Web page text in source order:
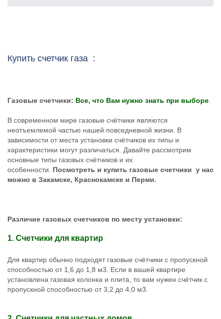
Купить счетчик газа :
Газовые счетчики: Все, что Вам нужно знать при выборе
В современном мире газовые счётчики являются
неотъемлемой частью нашей повседневной жизни. В
зависимости от места установки счётчиков их типы и
характеристики могут различаться. Давайте рассмотрим
основные типы газовых счётчиков и их
особенности. Посмотреть и купить газовые счетчики у нас
можно в Закамске, Краснокамске и Перми.
Различие газовых счетчиков по месту установки:
1. Счетчики для квартир
Для квартир обычно подходят газовые счётчики с пропускной
способностью от 1,6 до 1,8 м3. Если в вашей квартире
установлена газовая колонка и плита, то вам нужен счётчик с
пропускной способностью от 3,2 до 4,0 м3.